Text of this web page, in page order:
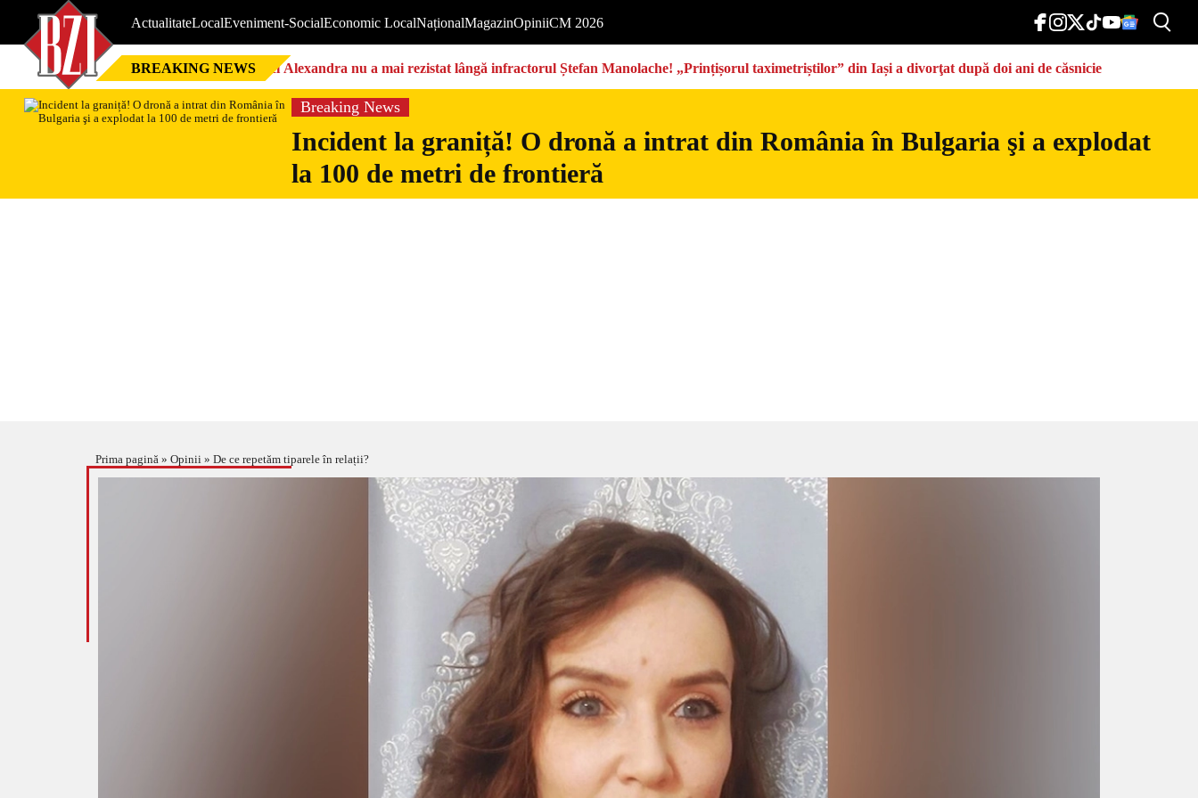
ActualitateLocalEveniment-SocialEconomic LocalNaționalMagazinOpiniiCM 2026
BREAKING NEWS Nici Alexandra nu a mai rezistat lângă infractorul Ștefan Manolache! „Prințișorul taximetriștilor” din Iași a divorţat după doi ani de căsnicie
Breaking News
Incident la graniță! O dronă a intrat din România în Bulgaria şi a explodat
la 100 de metri de frontieră
Prima pagină » Opinii » De ce repetăm tiparele în relații?